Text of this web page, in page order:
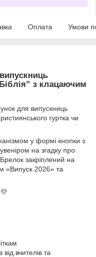
Оплата Умови
з клацаючим
для випускниць
гуртка чи
у формі кнопки з
на згадку про
закріплений на
«Випуск 2026» та
вчителів та